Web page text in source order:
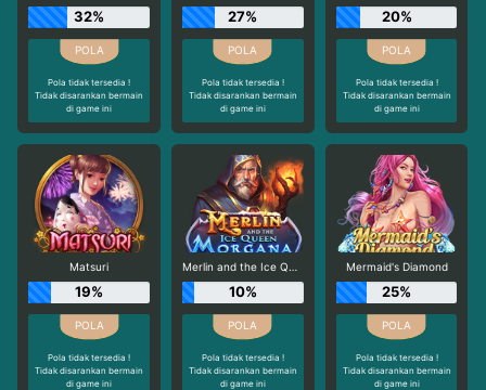
32%
Pola tidak tersedia !
Tidak disarankan bermain
di game ini
27%
Pola tidak tersedia !
Tidak disarankan bermain
di game ini
20%
Pola tidak tersedia !
Tidak disarankan bermain
di game ini
Matsuri
19%
Pola tidak tersedia !
Tidak disarankan bermain
di game ini
Merlin and the Ice Queen Morgana
10%
Pola tidak tersedia !
Tidak disarankan bermain
di game ini
Mermaid's Diamond
25%
Pola tidak tersedia !
Tidak disarankan bermain
di game ini